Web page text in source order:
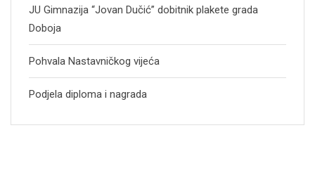
JU Gimnazija “Jovan Dučić” dobitnik plakete grada
Doboja
Pohvala Nastavničkog vijeća
Podjela diploma i nagrada